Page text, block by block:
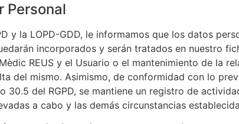
Personal
y la LOPD-GDD, le informamos que los datos
incorporados y serán tratados en nuestro
REUS y el Usuario o el mantenimiento de la
del mismo. Asimismo, de conformidad con lo
del RGPD, se mantiene un registro de
a cabo y las demás circunstancias